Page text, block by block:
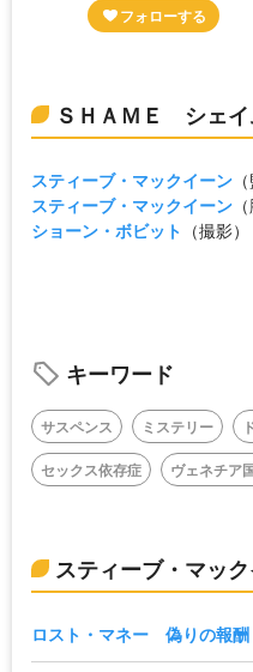
ＳＨＡＭＥ シェイ
スティーブ・マックイーン
スティーブ・マックイーン
ショーン・ボビット （撮影）
キーワード
サスペンス ミステリー
セックス依存症
ヴェネチア
スティーブ・マッ
ロスト・マネー 偽りの報酬